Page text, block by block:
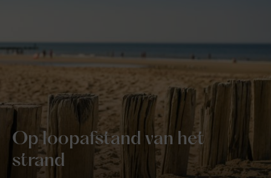
Op loopafstand van het
strand